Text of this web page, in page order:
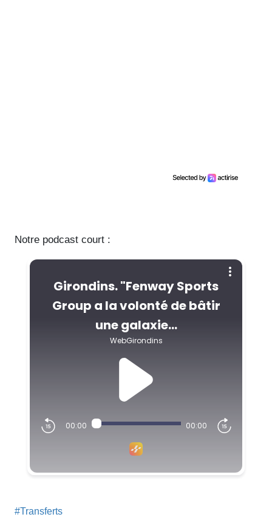
Notre podcast court :
#Transferts